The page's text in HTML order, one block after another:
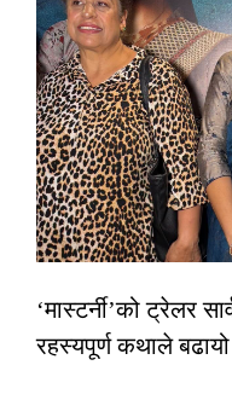
‘मास्टर्नी’को ट्रेलर
रहस्यपूर्ण कथाले